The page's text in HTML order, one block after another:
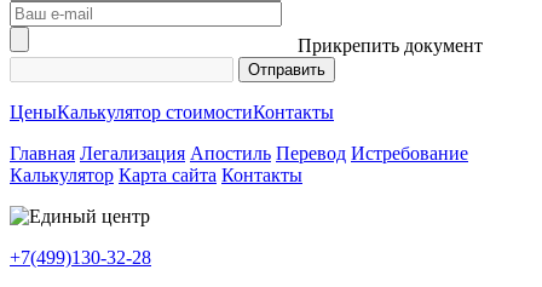
Прикрепить документ
ЦеныКалькулятор стоимостиКонтакты
Главная Легализация Апостиль Перевод Истребование
Калькулятор Карта сайта Контакты
+7(499)130-32-28